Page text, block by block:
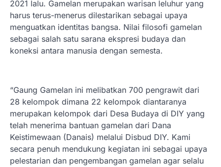
2021 lalu. Gamelan merupakan warisan leluhur yang
harus terus-menerus dilestarikan sebagai upaya
menguatkan identitas bangsa. Nilai filosofi gamelan
sebagai salah satu sarana ekspresi budaya dan
koneksi antara manusia dengan semesta.
“Gaung Gamelan ini melibatkan 700 pengrawit dari
28 kelompok dimana 22 kelompok diantaranya
merupakan kelompok dari Desa Budaya di DIY yang
telah menerima bantuan gamelan dari Dana
Keistimewaan (Danais) melalui Disbud DIY. Kami
secara penuh mendukung kegiatan ini sebagai upaya
pelestarian dan pengembangan gamelan agar selalu